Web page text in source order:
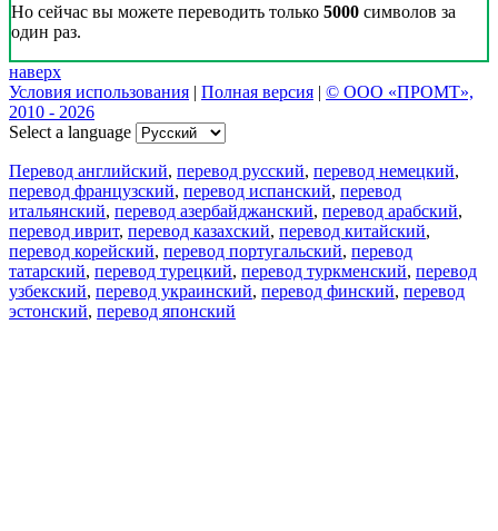
Но сейчас вы можете переводить только 5000 символов за
один раз.
наверх
Условия использования | Полная версия | © ООО «ПРОМТ»,
2010 - 2026
Select a language
Перевод английский, перевод русский, перевод немецкий,
перевод французский, перевод испанский, перевод
итальянский, перевод азербайджанский, перевод арабский,
перевод иврит, перевод казахский, перевод китайский,
перевод корейский, перевод португальский, перевод
татарский, перевод турецкий, перевод туркменский, перевод
узбекский, перевод украинский, перевод финский, перевод
эстонский, перевод японский